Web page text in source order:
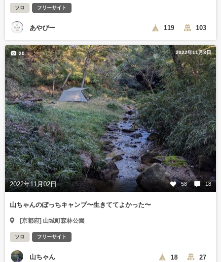
ソロ フリーサイト
あやぴー 119 103
2022年11月3日
2022年11月02日 58 18
20
山ちゃんのぼっちキャンプ〜生きててよかった〜
[京都府] 山城町森林公園
ソロ フリーサイト
山ちゃん 18 27